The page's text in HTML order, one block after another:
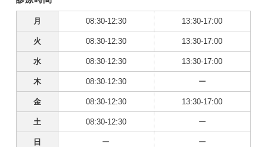
月 08:30-12:30 13:30-17:00
火 08:30-12:30 13:30-17:00
水 08:30-12:30 13:30-17:00
木 08:30-12:30 ー
金 08:30-12:30 13:30-17:00
土 08:30-12:30 ー
日 ー ー